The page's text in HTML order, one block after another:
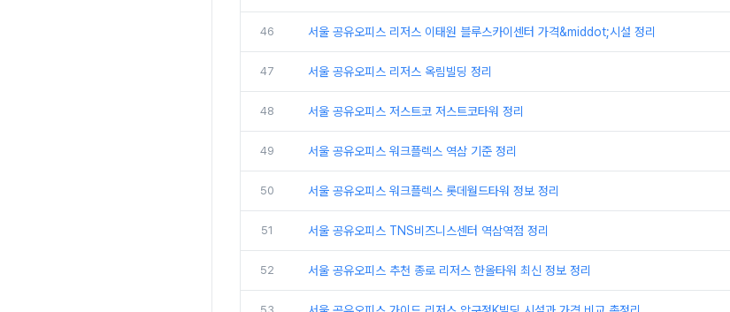
46 서울 공유오피스 리저스 이태원 블루스카이센터 가격&middot;시설 정리
47 서울 공유오피스 리저스 옥림빌딩 정리
48 서울 공유오피스 저스트코 저스트코타워 정리
49 서울 공유오피스 워크플렉스 역삼 기준 정리
50 서울 공유오피스 워크플렉스 롯데월드타워 정보 정리
51 서울 공유오피스 TNS비즈니스센터 역삼역점 정리
52 서울 공유오피스 추천 종로 리저스 한올타워 최신 정보 정리